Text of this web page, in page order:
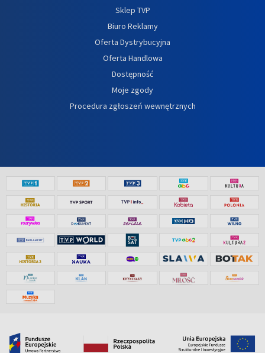
Sklep TVP
Biuro Reklamy
Oferta Dystrybucyjna
Oferta Handlowa
Dostępność
Moje zgody
Procedura zgłoszeń wewnętrznych